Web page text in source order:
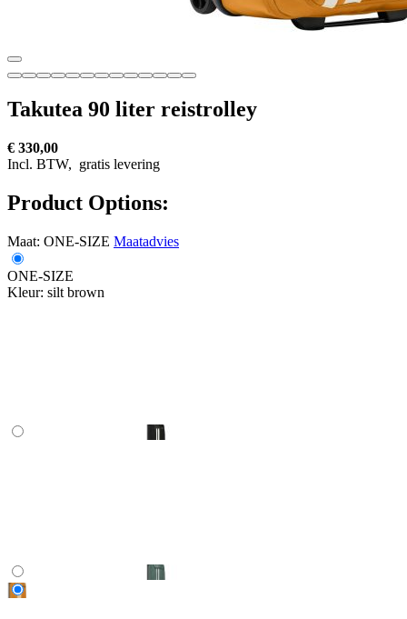
Takutea 90 liter reistrolley
€ 330,00
Incl. BTW, gratis levering
Product Options:
Maat: ONE-SIZE Maatadvies
ONE-SIZE
Kleur: silt brown